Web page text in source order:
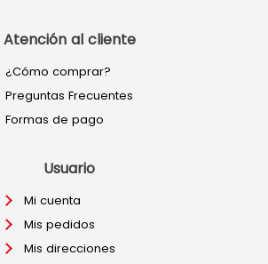
Atención al cliente
¿Cómo comprar?
Preguntas Frecuentes
Formas de pago
Usuario
Mi cuenta
Mis pedidos
Mis direcciones